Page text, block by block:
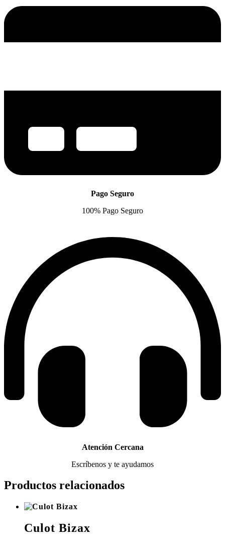
Pago Seguro
100% Pago Seguro
Atención Cercana
Escríbenos y te ayudamos
Productos relacionados
Culot Bizax